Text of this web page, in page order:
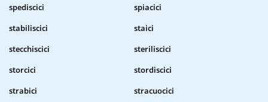
spediscici
spiacici
stabiliscici
staici
stecchiscici
steriliscici
storcici
stordiscici
strabici
stracuocici